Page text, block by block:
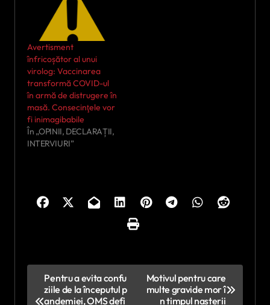
Avertisment
înfricoșător al unui
virolog: Vaccinarea
transformă COVID-ul
în armă de distrugere în
masă. Consecinţele vor
fi inimagibabile
În „OPINII, DECLARAȚII,
INTERVIURI”
Pentru a evita confu
ziile de la începutul p
andemiei, OMS defi
Motivul pentru care
multe gravide mor î
n timpul nașterii